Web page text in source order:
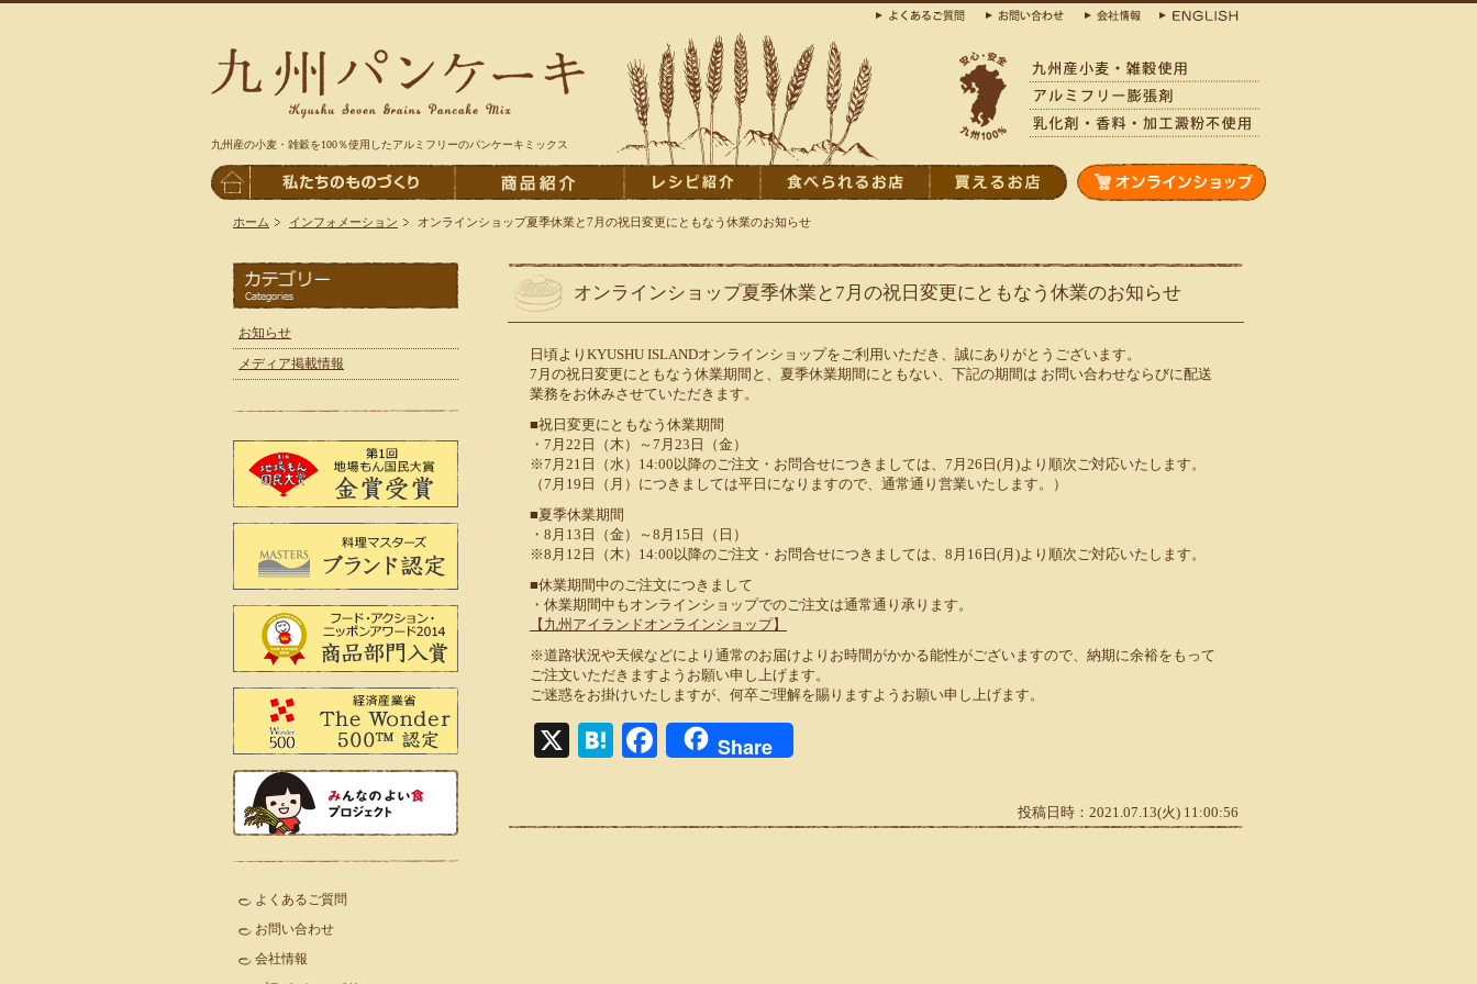
九州産の小麦・雑穀を100％使用したアルミフリーのパンケーキミックス
ホーム インフォメーション オンラインショップ夏季休業と7月の祝日変更にともなう休業のお知らせ
オンラインショップ夏季休業と7月の祝日変更にともなう休業のお知らせ
日頃よりKYUSHU ISLANDオンラインショップをご利用いただき、誠にありがとうございます。
7月の祝日変更にともなう休業期間と、夏季休業期間にともない、下記の期間は お問い合わせならびに配送
業務をお休みさせていただきます。
■祝日変更にともなう休業期間
・7月22日（木）～7月23日（金）
※7月21日（水）14:00以降のご注文・お問合せにつきましては、7月26日(月)より順次ご対応いたします。
（7月19日（月）につきましては平日になりますので、通常通り営業いたします。）
■夏季休業期間
・8月13日（金）～8月15日（日）
※8月12日（木）14:00以降のご注文・お問合せにつきましては、8月16日(月)より順次ご対応いたします。
■休業期間中のご注文につきまして
・休業期間中もオンラインショップでのご注文は通常通り承ります。
【九州アイランドオンラインショップ】
※道路状況や天候などにより通常のお届けよりお時間がかかる能性がございますので、納期に余裕をもって
ご注文いただきますようお願い申し上げます。
ご迷惑をお掛けいたしますが、何卒ご理解を賜りますようお願い申し上げます。
X HatenaFacebook
Share
投稿日時：2021.07.13(火) 11:00:56
お知らせ
メディア掲載情報
よくあるご質問
お問い合わせ
会社情報